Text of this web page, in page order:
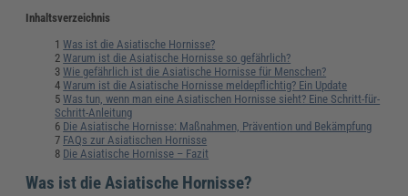
Inhaltsverzeichnis
Was ist die Asiatische Hornisse?
Warum ist die Asiatische Hornisse so gefährlich?
Wie gefährlich ist die Asiatische Hornisse für Menschen?
Warum ist die Asiatische Hornisse meldepflichtig? Ein Update
Was tun, wenn man eine Asiatischen Hornisse sieht? Eine Schritt-für-
Schritt-Anleitung
Die Asiatische Hornisse: Maßnahmen, Prävention und Bekämpfung
FAQs zur Asiatischen Hornisse
Die Asiatische Hornisse – Fazit
Was ist die Asiatische Hornisse?